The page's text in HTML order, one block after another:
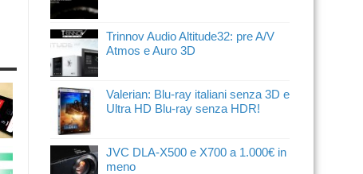
Trinnov Audio Altitude32: pre A/V
Atmos e Auro 3D
Valerian: Blu-ray italiani senza 3D e
Ultra HD Blu-ray senza HDR!
JVC DLA-X500 e X700 a 1.000€ in
meno